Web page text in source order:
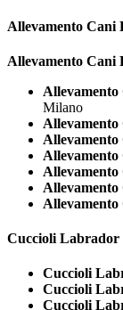
Allevamento Cani
Allevamento Cani
Milano
Cuccioli Labrador
Cuccioli
Cuccioli
Cuccioli